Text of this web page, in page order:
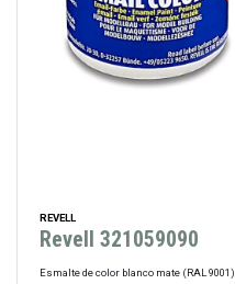
REVELL
Revell 321059090
Esmalte de color blanco mate (RAL 9001)